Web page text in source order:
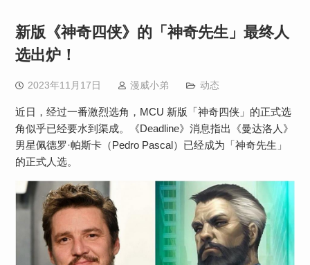
新版《神奇四侠》的「神奇先生」最终人
选出炉！
2023年11月17日 漫威小弟 动态
近日，经过一番激烈选角，MCU 新版「神奇四侠」的正式选
角似乎已经要水到渠成。《Deadline》消息指出《曼达洛人》
男星佩德罗·帕斯卡（Pedro Pascal）已经成为「神奇先生」
的正式人选。